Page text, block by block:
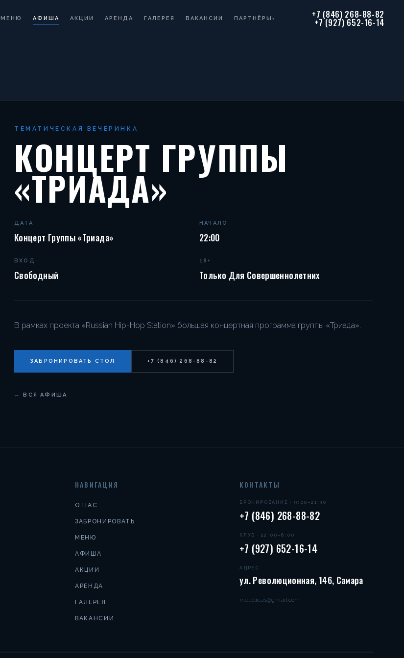
МЕНЮ АФИША АКЦИИ АРЕНДА ГАЛЕРЕЯ ВАКАНСИИ ПАРТНЁРЫ ▾ +7 (846) 268-88-82
+7 (927) 652-16-14
ТЕМАТИЧЕСКАЯ ВЕЧЕРИНКА
КОНЦЕРТ ГРУППЫ
«ТРИАДА»
ДАТА
Концерт Группы «Триада»
НАЧАЛО
22:00
ВХОД
Свободный
18+
Только Для Совершеннолетних
В рамках проекта «Russian Hip-Hop Station» большая концертная программа группы «Триада».
ЗАБРОНИРОВАТЬ СТОЛ +7 (846) 268-88-82
← ВСЯ АФИША
НАВИГАЦИЯ
О НАС
ЗАБРОНИРОВАТЬ
МЕНЮ
АФИША
АКЦИИ
АРЕНДА
ГАЛЕРЕЯ
ВАКАНСИИ
КОНТАКТЫ
БРОНИРОВАНИЕ · 9:00–21:30
+7 (846) 268-88-82
КЛУБ · 22:00–6:00
+7 (927) 652-16-14
АДРЕС
ул. Революционная, 146, Самара
metelicas@gmail.com